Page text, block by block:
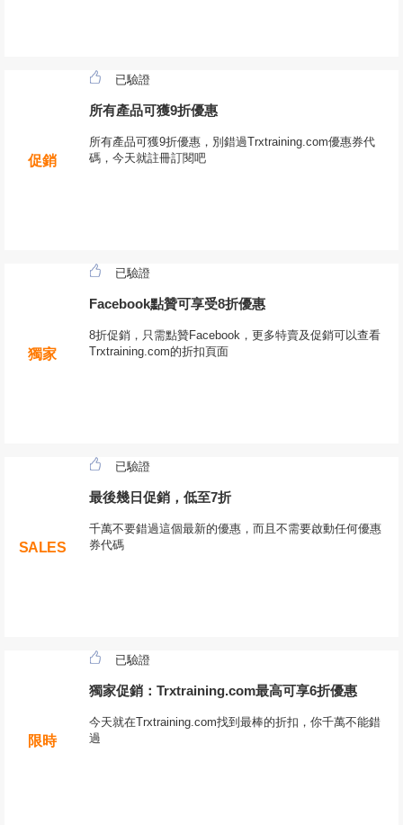
促銷
已驗證
所有產品可獲9折優惠
所有產品可獲9折優惠，別錯過Trxtraining.com優惠券代
碼，今天就註冊訂閱吧
獨家
已驗證
Facebook點贊可享受8折優惠
8折促銷，只需點贊Facebook，更多特賣及促銷可以查看
Trxtraining.com的折扣頁面
SALES
已驗證
最後幾日促銷，低至7折
千萬不要錯過這個最新的優惠，而且不需要啟動任何優惠
券代碼
限時
已驗證
獨家促銷：Trxtraining.com最高可享6折優惠
今天就在Trxtraining.com找到最棒的折扣，你千萬不能錯
過